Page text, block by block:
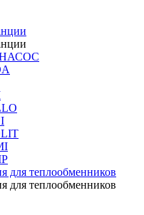
для теплообменников
для теплообменников